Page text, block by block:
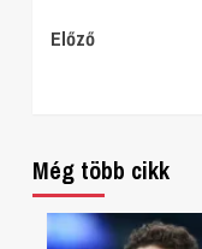
Continue
Előző
Még több cikk